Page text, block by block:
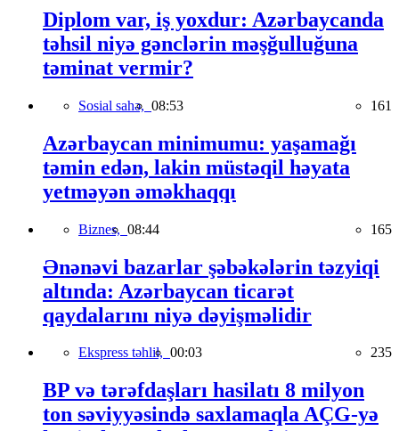
Diplom var, iş yoxdur: Azərbaycanda
təhsil niyə gənclərin məşğulluğuna
təminat vermir?
Sosial sahə, 08:53 161
Azərbaycan minimumu: yaşamağı
təmin edən, lakin müstəqil həyata
yetməyən əməkhaqqı
Biznes, 08:44 165
Ənənəvi bazarlar şəbəkələrin təzyiqi
altında: Azərbaycan ticarət
qaydalarını niyə dəyişməlidir
Ekspress təhlil, 00:03 235
BP və tərəfdaşları hasilatı 8 milyon
ton səviyyəsində saxlamaqla AÇG-yə